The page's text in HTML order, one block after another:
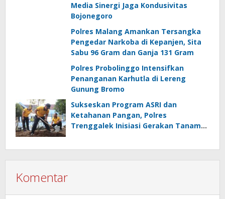
Media Sinergi Jaga Kondusivitas
Bojonegoro
Polres Malang Amankan Tersangka
Pengedar Narkoba di Kepanjen, Sita
Sabu 96 Gram dan Ganja 131 Gram
Polres Probolinggo Intensifkan
Penanganan Karhutla di Lereng
Gunung Bromo
Sukseskan Program ASRI dan
Ketahanan Pangan, Polres
Trenggalek Inisiasi Gerakan Tanam
Komentar